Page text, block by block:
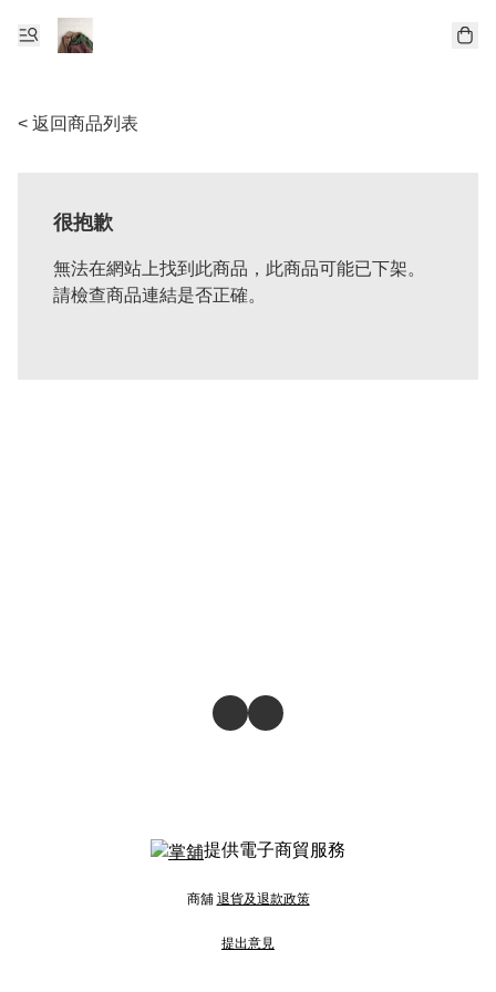
< 返回商品列表
很抱歉
無法在網站上找到此商品，此商品可能已下架。
請檢查商品連結是否正確。
提供電子商貿服務
商舖 退貨及退款政策
提出意見